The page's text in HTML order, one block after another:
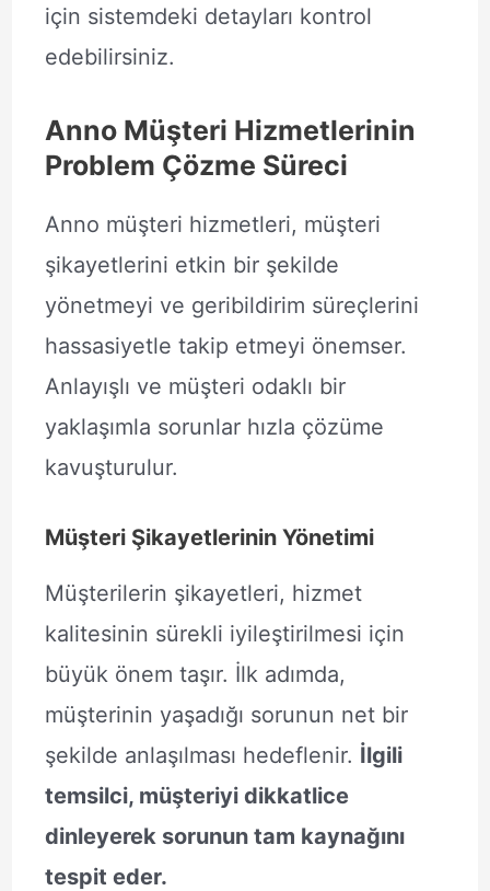
için sistemdeki detayları kontrol
edebilirsiniz.
Anno Müşteri Hizmetlerinin
Problem Çözme Süreci
Anno müşteri hizmetleri, müşteri
şikayetlerini etkin bir şekilde
yönetmeyi ve geribildirim süreçlerini
hassasiyetle takip etmeyi önemser.
Anlayışlı ve müşteri odaklı bir
yaklaşımla sorunlar hızla çözüme
kavuşturulur.
Müşteri Şikayetlerinin Yönetimi
Müşterilerin şikayetleri, hizmet
kalitesinin sürekli iyileştirilmesi için
büyük önem taşır. İlk adımda,
müşterinin yaşadığı sorunun net bir
şekilde anlaşılması hedeflenir. İlgili
temsilci, müşteriyi dikkatlice
dinleyerek sorunun tam kaynağını
tespit eder.